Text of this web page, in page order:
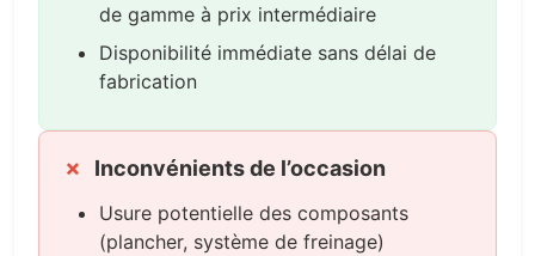
de gamme à prix intermédiaire
Disponibilité immédiate sans délai de
fabrication
Inconvénients de l’occasion
Usure potentielle des composants
(plancher, système de freinage)